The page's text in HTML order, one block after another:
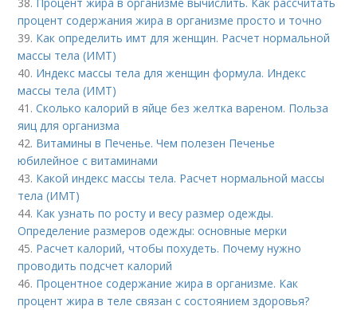
процент содержания жира в организме просто и точно
39. Как определить имт для женщин. Расчет нормальной
массы тела (ИМТ)
40. Индекс массы тела для женщин формула. Индекс
массы тела (ИМТ)
41.Сколько калорий в яйце без желтка вареном. Польза
яиц для организма
42. Витамины в Печенье. Чем полезен Печенье
юбилейное с витаминами
43. Какой индекс массы тела. Расчет нормальной массы
тела (ИМТ)
44. Как узнать по росту и весу размер одежды.
Определение размеров одежды: основные мерки
45. Расчет калорий, чтобы похудеть. Почему нужно
проводить подсчет калорий
46. Процентное содержание жира в организме. Как
процент жира в теле связан с состоянием здоровья?